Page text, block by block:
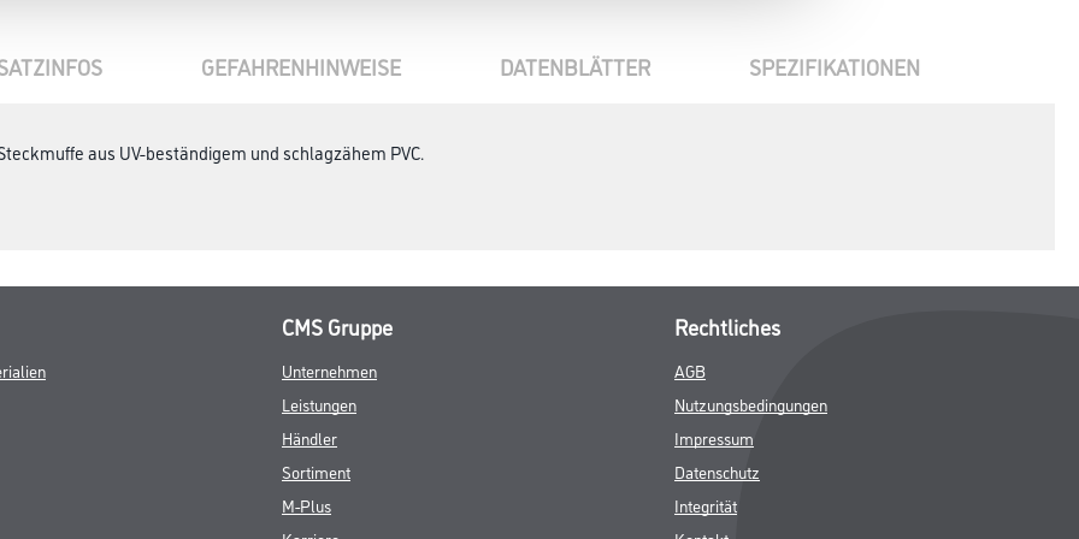
GEFAHRENHINWEISE DATENBLÄTTER SPEZIFIKATIONEN
aus UV-beständigem und schlagzähem PVC.
CMS Gruppe
Unternehmen
Leistungen
Händler
Sortiment
M-Plus
Rechtliches
AGB
Nutzungsbedingungen
Impressum
Datenschutz
Integrität